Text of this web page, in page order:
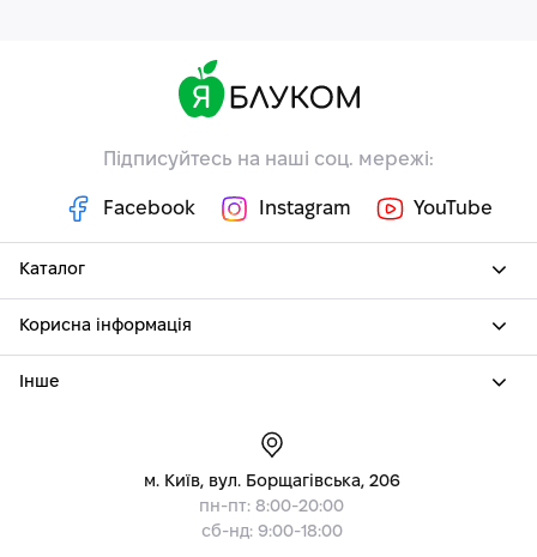
Підписуйтесь на наші соц. мережі:
Facebook Instagram YouTube
Каталог
Корисна інформація
Інше
м. Київ, вул. Борщагівська, 206
пн-пт: 8:00-20:00
сб-нд: 9:00-18:00